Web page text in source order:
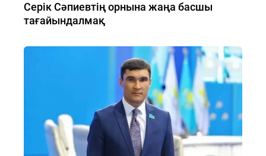
Серік Сәпиевтің орнына жаңа басшы
тағайындалмақ